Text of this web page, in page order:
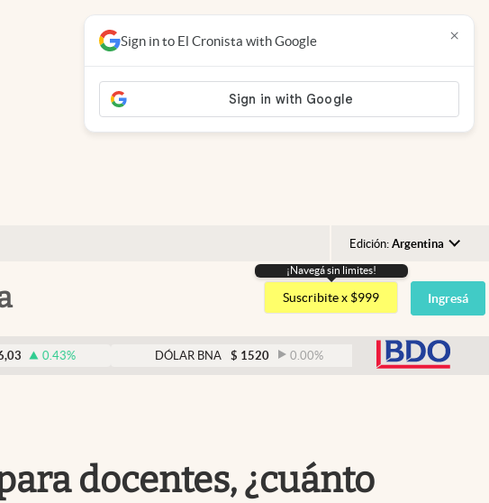
Edición: Argentina
Argentina
España
USA
¡Navegá sin limites!
Suscribite x $999 Ingresá
% DÓLAR BNA $ 1520 0.00% DÓLAR BLUE $
Sign in to El Cronista with Google ×
docentes, ¿cuánto